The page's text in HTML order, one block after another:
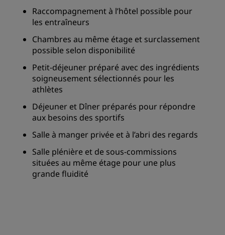
Raccompagnement à l’hôtel possible pour
les entraîneurs
Chambres au même étage et surclassement
possible selon disponibilité
Petit-déjeuner préparé avec des ingrédients
soigneusement sélectionnés pour les
athlètes
Déjeuner et Dîner préparés pour répondre
aux besoins des sportifs
Salle à manger privée et à l’abri des regards
Salle plénière et de sous-commissions
situées au même étage pour une plus
grande fluidité